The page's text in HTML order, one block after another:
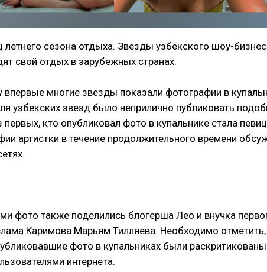
летнего сезона отдыха. Звезды узбекского шоу-
свой отдых в зарубежных странах.
впервые многие звезды показали фотографии в
узбекских звезд было неприлично публиковать
кто опубликовал фото в купальнике стала
артистки в течение продолжительного времени
фото также поделились блогерша Лео и внучка
Каримова Марьям Тилляева. Необходимо отметить,
фото в купальниках были раскритикованы
интернета.